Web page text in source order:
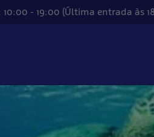
- 19:00 (Última entrada às